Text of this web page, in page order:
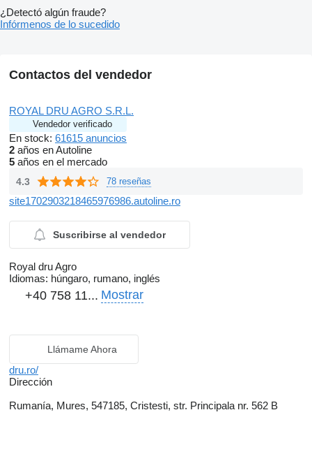
¿Detectó algún fraude?
Infórmenos de lo sucedido
Contactos del vendedor
ROYAL DRU AGRO S.R.L.
Vendedor verificado
En stock: 61615 anuncios
2 años en Autoline
5 años en el mercado
4.3 78 reseñas
site1702903218465976986.autoline.ro
Suscribirse al vendedor
Royal dru Agro
Idiomas: húngaro, rumano, inglés
+40 758 11... Mostrar
Llámame Ahora
dru.ro/
Dirección
Rumanía, Mures, 547185, Cristesti, str. Principala nr. 562 B